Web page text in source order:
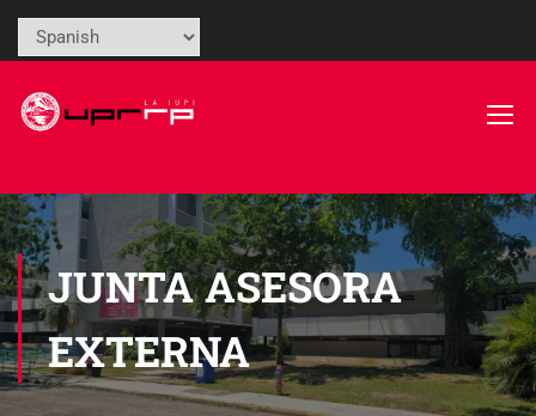
JUNTA ASESORA
EXTERNA